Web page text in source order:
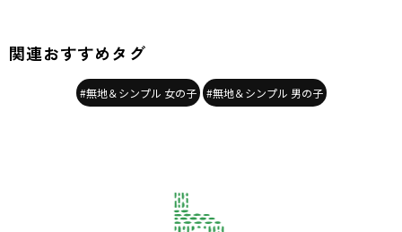
関連おすすめタグ
#無地＆シンプル 女の子 #無地＆シンプル 男の子